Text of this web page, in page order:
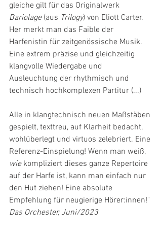
gleiche gilt für das Originalwerk
Bariolage (aus Trilogy) von Eliott Carter.
Her merkt man das Faible der
Harfenistin für zeitgenössische Musik.
Eine extrem präzise und gleichzeitig
klangvolle Wiedergabe und
Ausleuchtung der rhythmisch und
technisch hochkomplexen Partitur (...)
Alle in klangtechnisch neuen Maßstäben
gespielt, texttreu, auf Klarheit bedacht,
wohlüberlegt und virtuos zelebriert. Eine
Referenz-Einspielung! Wenn man weiß,
wie kompliziert dieses ganze Repertoire
auf der Harfe ist, kann man einfach nur
den Hut ziehen! Eine absolute
Empfehlung für neugierige Hörer:innen!"
Das Orchester, Juni/2023